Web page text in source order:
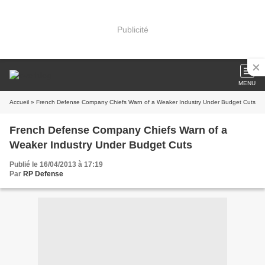
Publicité
MENU
Accueil » French Defense Company Chiefs Warn of a Weaker Industry Under Budget Cuts
French Defense Company Chiefs Warn of a
Weaker Industry Under Budget Cuts
Publié le 16/04/2013 à 17:19
Par RP Defense